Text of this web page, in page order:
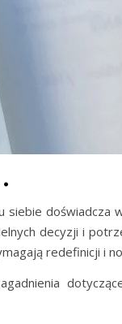
siebie doświadcza
decyzji i
redefinicji i